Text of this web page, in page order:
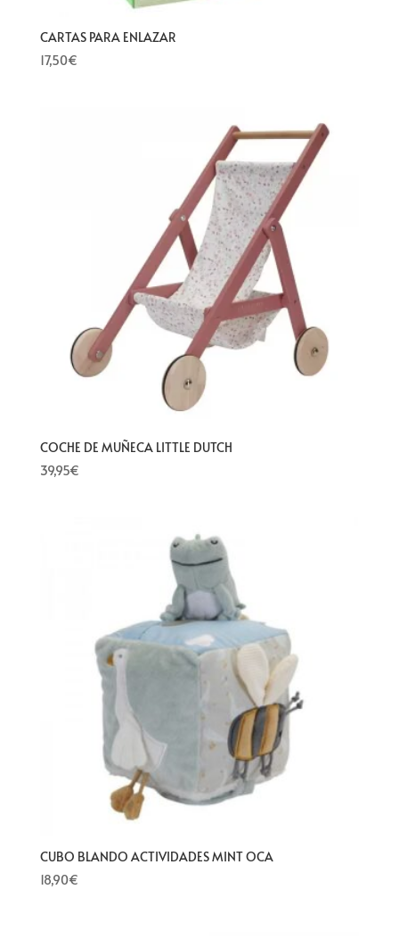
CARTAS PARA ENLAZAR
17,50€
COCHE DE MUÑECA LITTLE DUTCH
39,95€
CUBO BLANDO ACTIVIDADES MINT OCA
18,90€